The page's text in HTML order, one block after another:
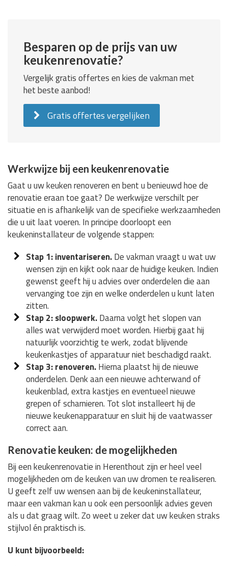
Besparen op de prijs van uw
keukenrenovatie?
Vergelijk gratis offertes en kies de vakman met
het beste aanbod!
Gratis offertes vergelijken
Werkwijze bij een keukenrenovatie
Gaat u uw keuken renoveren en bent u benieuwd hoe de
renovatie eraan toe gaat? De werkwijze verschilt per
situatie en is afhankelijk van de specifieke werkzaamheden
die u uit laat voeren. In principe doorloopt een
keukeninstallateur de volgende stappen:
Stap 1: inventariseren.De vakman vraagt u wat uw
wensen zijn en kijkt ook naar de huidige keuken. Indien
gewenst geeft hij u advies over onderdelen die aan
vervanging toe zijn en welke onderdelen u kunt laten
zitten.
Stap 2: sloopwerk.Daarna volgt het slopen van
alles wat verwijderd moet worden. Hierbij gaat hij
natuurlijk voorzichtig te werk, zodat blijvende
keukenkastjes of apparatuur niet beschadigd raakt.
Stap 3: renoveren.Hierna plaatst hij de nieuwe
onderdelen. Denk aan een nieuwe achterwand of
keukenblad, extra kastjes en eventueel nieuwe
grepen of scharnieren. Tot slot installeert hij de
nieuwe keukenapparatuur en sluit hij de vaatwasser
correct aan.
Renovatie keuken: de mogelijkheden
Bij een keukenrenovatie in Herenthout zijn er heel veel
mogelijkheden om de keuken van uw dromen te realiseren.
U geeft zelf uw wensen aan bij de keukeninstallateur,
maar een vakman kan u ook een persoonlijk advies geven
als u dat graag wilt. Zo weet u zeker dat uw keuken straks
stijlvol én praktisch is.
U kunt bijvoorbeeld: